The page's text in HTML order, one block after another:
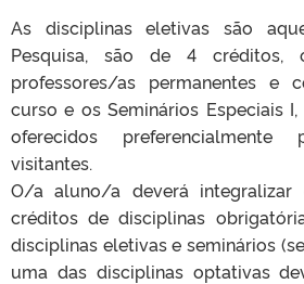
As disciplinas eletivas são
Pesquisa, são de 4 créditos,
professores/as permanentes e
curso e os Seminários Especiais
oferecidos preferencialmente
visitantes.
O/a aluno/a deverá integralizar
créditos de disciplinas
disciplinas eletivas e seminários
uma das disciplinas optativas